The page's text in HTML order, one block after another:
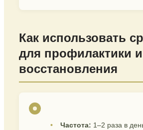
Как использовать
для профилактики и
восстановления
Частота: 1–2 раза в